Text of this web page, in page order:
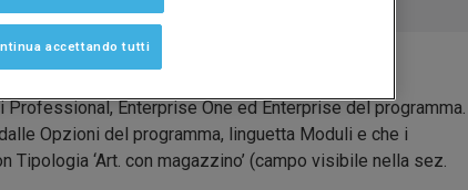
Enterprise One ed Enterprise del programma.
Opzioni del programma, linguetta Moduli e che i
‘Art. con magazzino’ (campo visibile nella sez.
accettando tutti